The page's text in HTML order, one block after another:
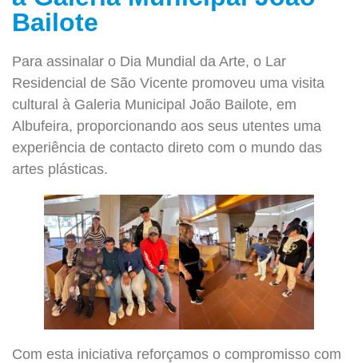
Bailote
Para assinalar o Dia Mundial da Arte, o Lar
Residencial de São Vicente promoveu uma visita
cultural à Galeria Municipal João Bailote, em
Albufeira, proporcionando aos seus utentes uma
experiência de contacto direto com o mundo das
artes plásticas.
Com esta iniciativa reforçamos o compromisso com